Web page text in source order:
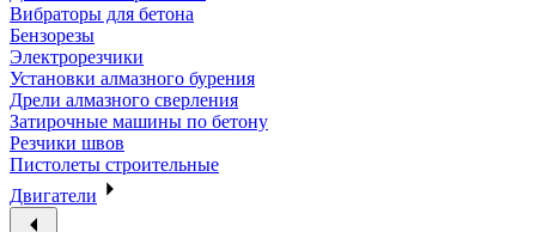
Вибраторы для бетона
Бензорезы
Электрорезчики
Установки алмазного бурения
Дрели алмазного сверления
Затирочные машины по бетону
Резчики швов
Пистолеты строительные
Двигатели